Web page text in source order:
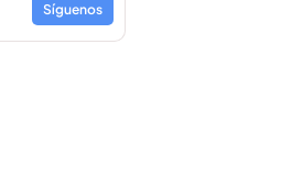
Síguenos